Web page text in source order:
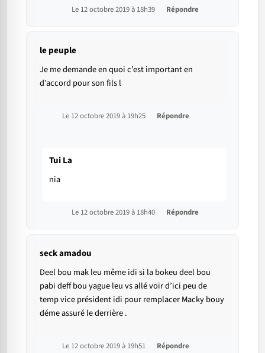
Le 12 octobre 2019 à 18h39 Répondre
le peuple
Je me demande en quoi c’est important en
d’accord pour son fils l
Le 12 octobre 2019 à 19h25 Répondre
Tui La
nia
Le 12 octobre 2019 à 18h40 Répondre
seck amadou
Deel bou mak leu même idi si la bokeu deel bou
pabi deff bou yague leu vs allé voir d’ici peu de
temp vice président idi pour remplacer Macky bouy
déme assuré le derrière .
Le 12 octobre 2019 à 19h51 Répondre